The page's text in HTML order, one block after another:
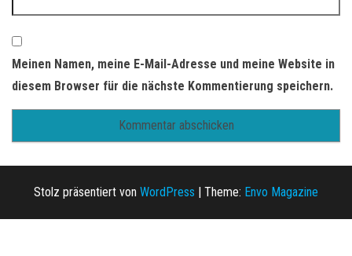
Meinen Namen, meine E-Mail-Adresse und meine Website in
diesem Browser für die nächste Kommentierung speichern.
Stolz präsentiert von WordPress | Theme: Envo Magazine